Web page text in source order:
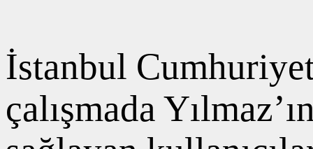
İstanbul
çalışmada